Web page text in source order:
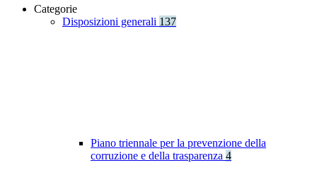
Categorie
Disposizioni generali 137
Piano triennale per la prevenzione della
corruzione e della trasparenza 4